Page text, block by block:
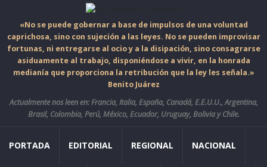
«No se puede gobernar a base de impulsos de una voluntad
caprichosa, sino con sujeción a las leyes. No se pueden improvisar
fortunas, ni entregarse al ocio y a la disipación, sino consagrarse
asiduamente al trabajo, disponiéndose a vivir, en la honrada
medianía que proporciona la retribución que la ley les señala.»
Benito Juárez
Actualmente nos leen en: Francia, Italia, España, Canadá, E.E.U.U., Argentina,
Brasil, Colombia, Perú, México, Ecuador, Uruguay, Bolivia y Chile.
PORTADA EDITORIAL REGIONAL NACIONAL